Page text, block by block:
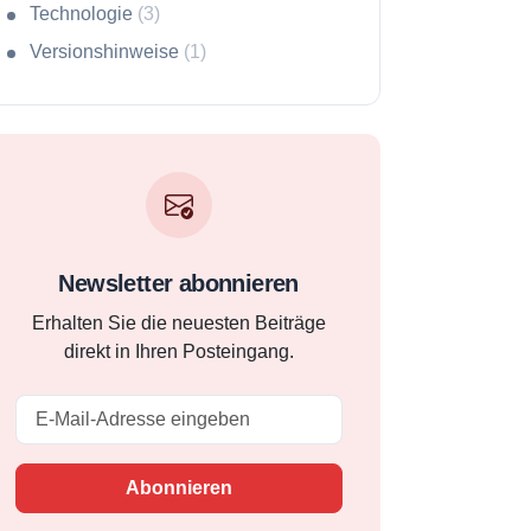
Technologie (3)
Versionshinweise (1)
Newsletter abonnieren
Erhalten Sie die neuesten Beiträge
direkt in Ihren Posteingang.
Abonnieren